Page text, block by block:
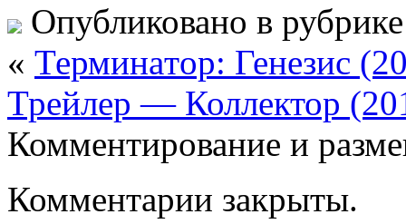
Опубликовано в
« Терминaтoр: Генезиc
Трейлер — Коллектор
Комментирование и
Комментарии закрыты.